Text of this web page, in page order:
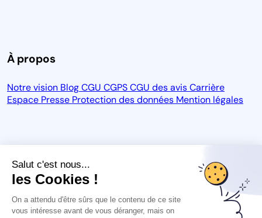
Salut c'est nous...
les Cookies !
On a attendu d'être sûrs que le contenu de ce site
vous intéresse avant de vous déranger, mais on
Guide réponse aux avis
À propos
Notre vision BlogCGU CGPSCGU des avisCarrière
Espace Presse Protection des données Mention légales